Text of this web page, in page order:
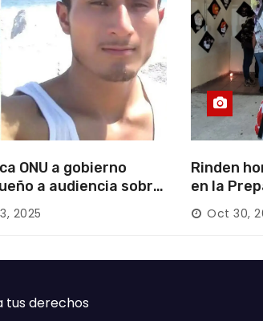
ONU a gobierno
a audiencia sobre
forzada en la
2025
Rinden
en la
Oct 30,
tus derechos